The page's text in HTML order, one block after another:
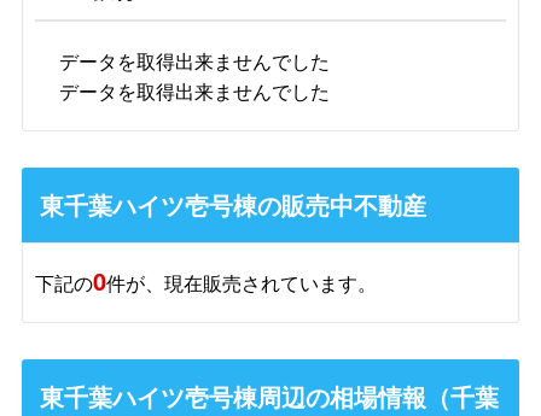
データを取得出来ませんでした
データを取得出来ませんでした
東千葉ハイツ壱号棟の販売中不動産
下記の0件が、現在販売されています。
東千葉ハイツ壱号棟周辺の相場情報（千葉